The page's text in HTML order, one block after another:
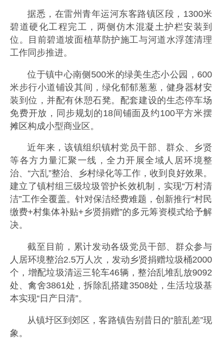
据悉，在雷州青年运河东客路镇区段，1300米
碧道硬化工程完工，两侧仿木混凝土护栏安装到
位。目前碧道坡面植草防护施工与河道水浮莲清理
工作同步推进。
位于镇中心南侧500米的绿美生态小公园，600
米步行小道铺设其间，绿化郁郁葱葱，健身器材安
装到位，并配有休憩石凳。配套建设的生态停车场
免费开放，同步规划的18间铺面及约100平方米摆
摊区构成小型商业区。
近年来，该镇组织镇村党员干部、群众、乡贤
等各方力量汇聚一线，全力开展全域人居环境整
治、“六乱”整治、乡村绿化等工作，收到良好效果。
建立了镇村组三级垃圾管护长效机制，实现“万村清
洁”工作全覆盖。针对保洁经费难题，创新推行“村民
缴费+村集体补贴+乡贤捐赠”的多元筹资模式给予解
决。
截至目前，累计发动各级党员干部、群众参与
人居环境整治2.5万人次，发动乡贤捐赠垃圾桶2000
个，增配垃圾清运三轮车46辆，整治乱堆乱放9092
处、禽舍3861处，拆除乱搭建3508处，生活垃圾基
本实现“日产日清”。
从镇圩区到郊区，客路镇告别昔日的“脏乱差”现
象。